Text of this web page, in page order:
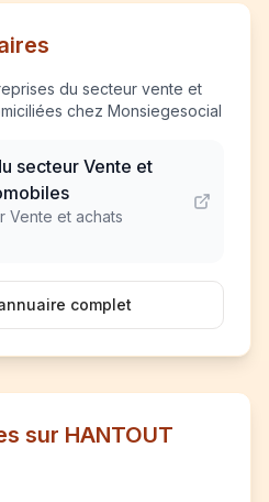
du secteur vente et
chez Monsiegesocial
secteur Vente et
Vente et achats
complet
sur HANTOUT